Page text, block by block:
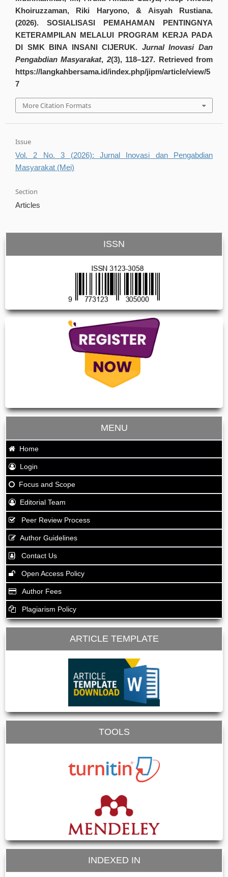
Khoiruzzaman, Riki Haryono, & Aisyah Rustiana.
(2026). SOSIALISASI PEMAHAMAN PENTINGNYA
KETERAMPILAN MELALUI PROGRAM KERJA PADA
DI SMK BINA INSANI CIJERUK. Jurnal Inovasi Dan
Pengabdian Masyarakat, 2(3), 118–127. Retrieved from
https://langkahbersama.id/index.php/jipm/article/view/5
7
More Citation Formats
Issue
Vol. 2 No. 3 (2026): Jurnal Inovasi dan Pengabdian
Masyarakat (Mei)
Section
Articles
ISSN
MENU
Home
Login
Focus and Scope
Editorial Team
Peer Review Process
Author Guidelines
Contact Us
Open Access Policy
Author Fees
Plagiarism Policy
ARTICLE TEMPLATE
TOOLS
INDEXED IN